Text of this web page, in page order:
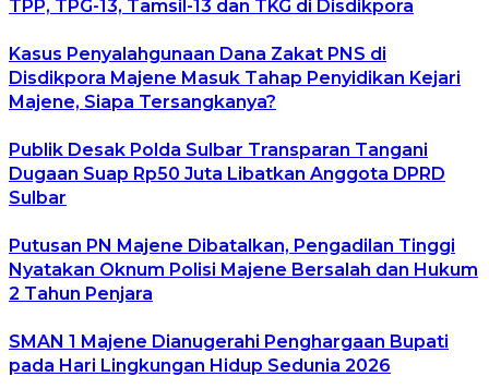
TPP, TPG-13, Tamsil-13 dan TKG di Disdikpora
Kasus Penyalahgunaan Dana Zakat PNS di
Disdikpora Majene Masuk Tahap Penyidikan Kejari
Majene, Siapa Tersangkanya?
Publik Desak Polda Sulbar Transparan Tangani
Dugaan Suap Rp50 Juta Libatkan Anggota DPRD
Sulbar
Putusan PN Majene Dibatalkan, Pengadilan Tinggi
Nyatakan Oknum Polisi Majene Bersalah dan Hukum
2 Tahun Penjara
SMAN 1 Majene Dianugerahi Penghargaan Bupati
pada Hari Lingkungan Hidup Sedunia 2026